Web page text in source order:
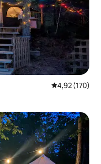
4,92 av 5 i
4,92 (170)